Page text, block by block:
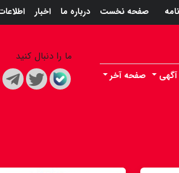
صفحه نخست درباره ما اخبار
صفحه آخر
ما را دنبال کنید